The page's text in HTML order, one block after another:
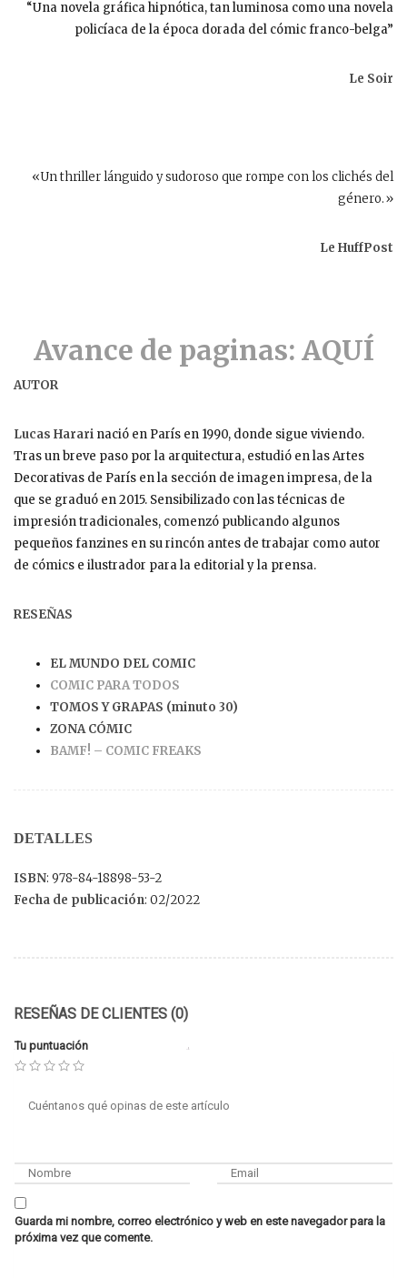
“Una novela gráfica hipnótica, tan luminosa como una novela
policíaca de la época dorada del cómic franco-belga”
Le Soir
«Un thriller lánguido y sudoroso que rompe con los clichés del
género.»
Le HuffPost
Avance de paginas: AQUÍ
AUTOR
Lucas Harari nació en París en 1990, donde sigue viviendo.
Tras un breve paso por la arquitectura, estudió en las Artes
Decorativas de París en la sección de imagen impresa, de la
que se graduó en 2015. Sensibilizado con las técnicas de
impresión tradicionales, comenzó publicando algunos
pequeños fanzines en su rincón antes de trabajar como autor
de cómics e ilustrador para la editorial y la prensa.
RESEÑAS
EL MUNDO DEL COMIC
COMIC PARA TODOS
TOMOS Y GRAPAS (minuto 30)
ZONA CÓMIC
BAMF! – COMIC FREAKS
DETALLES
ISBN: 978-84-18898-53-2
Fecha de publicación: 02/2022
RESEÑAS DE CLIENTES (0)
Tu puntuación
Guarda mi nombre, correo electrónico y web en este navegador para la
próxima vez que comente.